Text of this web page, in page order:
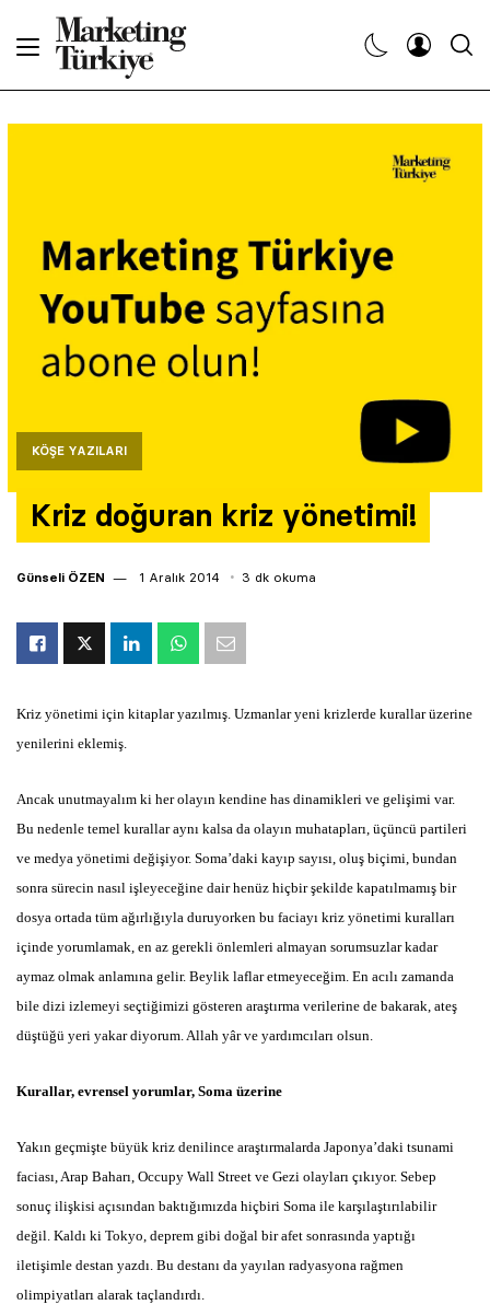
KÖŞE YAZILARI
Kriz doğuran kriz yönetimi!
Günseli ÖZEN 1 Aralık 2014 3 dk okuma
Kriz yönetimi için kitaplar yazılmış. Uzmanlar yeni krizlerde kurallar üzerine
yenilerini eklemiş.
Ancak unutmayalım ki her olayın kendine has dinamikleri ve gelişimi var.
Bu nedenle temel kurallar aynı kalsa da olayın muhatapları, üçüncü partileri
ve medya yönetimi değişiyor. Soma’daki kayıp sayısı, oluş biçimi, bundan
sonra sürecin nasıl işleyeceğine dair henüz hiçbir şekilde kapatılmamış bir
dosya ortada tüm ağırlığıyla duruyorken bu faciayı kriz yönetimi kuralları
içinde yorumlamak, en az gerekli önlemleri almayan sorumsuzlar kadar
aymaz olmak anlamına gelir. Beylik laflar etmeyeceğim. En acılı zamanda
bile dizi izlemeyi seçtiğimizi gösteren araştırma verilerine de bakarak, ateş
düştüğü yeri yakar diyorum. Allah yâr ve yardımcıları olsun.
Kurallar, evrensel yorumlar, Soma üzerine
Yakın geçmişte büyük kriz denilince araştırmalarda Japonya’daki tsunami
faciası, Arap Baharı, Occupy Wall Street ve Gezi olayları çıkıyor. Sebep
sonuç ilişkisi açısından baktığımızda hiçbiri Soma ile karşılaştırılabilir
değil. Kaldı ki Tokyo, deprem gibi doğal bir afet sonrasında yaptığı
iletişimle destan yazdı. Bu destanı da yayılan radyasyona rağmen
olimpiyatları alarak taçlandırdı.
Dergiler
Etkinlikler
Kariyer
Yazarlar
Araştırma